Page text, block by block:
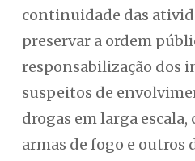
continuidade das
preservar a ordem
responsabilização dos
suspeitos de
drogas em larga
armas de fogo e outros